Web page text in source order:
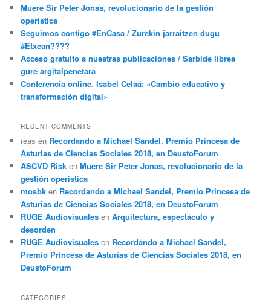
Muere Sir Peter Jonas, revolucionario de la gestión
operística
Seguimos contigo #EnCasa / Zurekin jarraitzen dugu
#Etxean????
Acceso gratuito a nuestras publicaciones / Sarbide librea
gure argitalpenetara
Conferencia online. Isabel Celaá: «Cambio educativo y
transformación digital»
RECENT COMMENTS
reas en Recordando a Michael Sandel, Premio Princesa de
Asturias de Ciencias Sociales 2018, en DeustoForum
ASCVD Risk enMuere Sir Peter Jonas, revolucionario de la
gestión operística
mosbk en Recordando a Michael Sandel, Premio Princesa de
Asturias de Ciencias Sociales 2018, en DeustoForum
RUGE Audiovisuales enArquitectura, espectáculo y
desorden
RUGE Audiovisuales en Recordando a Michael Sandel,
Premio Princesa de Asturias de Ciencias Sociales 2018, en
DeustoForum
CATEGORIES